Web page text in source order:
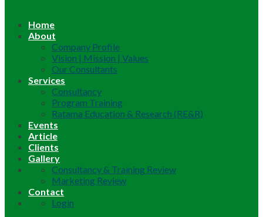
Home
About
Company Profile
Vision | Mission | Values
Our Consultants
Services
Consultancy
Program Training
Ratama Education & Research (RE&R)
Events
Article
Clients
Gallery
Consultancy & Training Review
Marketing Review
Contact
Login